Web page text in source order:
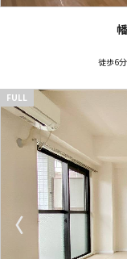
徒歩6分
〈
FULL